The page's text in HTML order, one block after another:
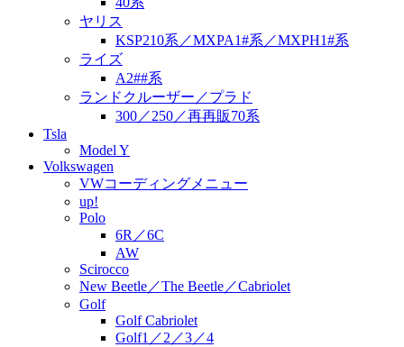
ヤリス
KSP210系／MXPA1#系／MXPH1#系
ライズ
A2##系
ランドクルーザー／プラド
300／250／再再販70系
Tsla
Model Y
Volkswagen
VWコーディングメニュー
up!
Polo
6R／6C
AW
Scirocco
New Beetle／The Beetle／Cabriolet
Golf
Golf Cabriolet
Golf1／2／3／4